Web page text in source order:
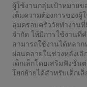
ผู้ใช้งานกลุ่มเป้าหมาย
เต็มความต้องการของผู้
ลุ่มครอบครัววัยทำงาน
จำกัด ให้มีการใช้งานที่
สามารถใช้งานได้หลา
ผ่อนคลายในช่วงหลังเลิ
เด็กเล็กโดยเสริมฟังชั่น
โยกย้ายได้สำหรับเด็กเล็